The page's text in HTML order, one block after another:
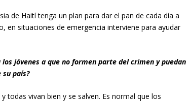
de Haití tenga un plan para dar el pan de cada día a
en situaciones de emergencia interviene para ayudar
jóvenes a que no formen parte del crimen y puedan
país?
todas vivan bien y se salven. Es normal que los